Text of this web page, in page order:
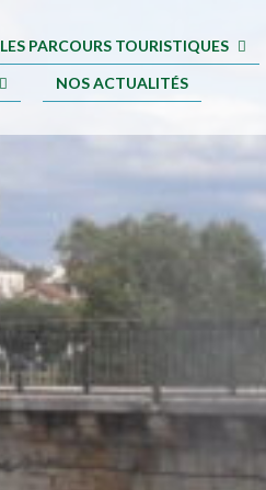
LES PARCOURS TOURISTIQUES
NOS ACTUALITÉS